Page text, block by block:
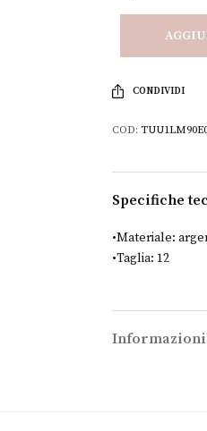
CONDIVIDI
COD:
Specifiche
•Materiale:
•Taglia: 12
Informazioni